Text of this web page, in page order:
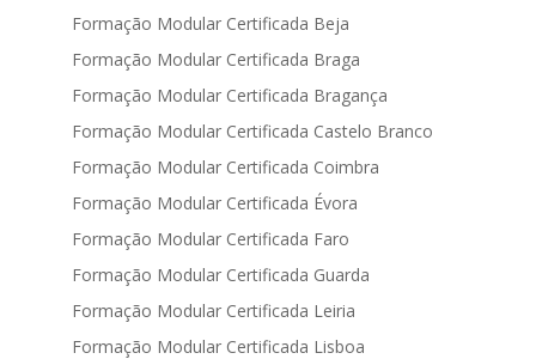
Formação Modular Certificada Beja
Formação Modular Certificada Braga
Formação Modular Certificada Bragança
Formação Modular Certificada Castelo Branco
Formação Modular Certificada Coimbra
Formação Modular Certificada Évora
Formação Modular Certificada Faro
Formação Modular Certificada Guarda
Formação Modular Certificada Leiria
Formação Modular Certificada Lisboa